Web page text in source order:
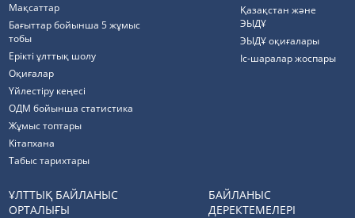
Мақсаттар
Бағыттар бойынша 5 жұмыс
тобы
Ерікті ұлттық шолу
Оқиғалар
Үйлестіру кеңесі
ОДМ бойынша статистика
Жұмыс топтары
Кітапхана
Табыс тарихтары
Қазақстан және
ЭЫДҰ
ЭЫДҰ оқиғалары
Іс-шаралар жоспары
ҰЛТТЫҚ БАЙЛАНЫС
ОРТАЛЫҒЫ
БАЙЛАНЫС
ДЕРЕКТЕМЕЛЕРІ